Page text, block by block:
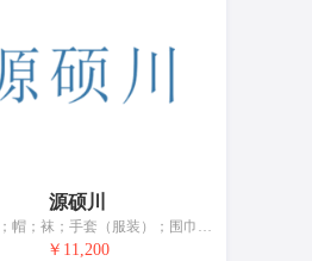
源硕川
服装；鞋；帽；袜；手套（服装）；围巾；腰带；婚纱；浴帽；睡眠用眼罩
￥11,200